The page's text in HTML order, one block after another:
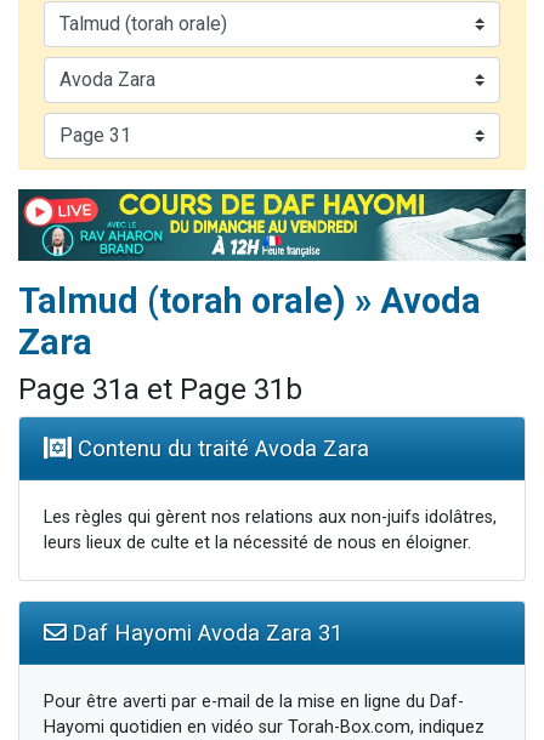
3 personnes viennent de nous rejoindre sur WhatsApp
2 nouvelles musiques dans Torah-Box Music
4 personnes viennent de nous rejoindre sur WhatsApp
Talmud (torah orale) » Avoda
Zara
Page 31a et Page 31b
Contenu du traité Avoda Zara
Les règles qui gèrent nos relations aux non-juifs idolâtres,
leurs lieux de culte et la nécessité de nous en éloigner.
Daf Hayomi Avoda Zara 31
Pour être averti par e-mail de la mise en ligne du Daf-
Hayomi quotidien en vidéo sur Torah-Box.com, indiquez